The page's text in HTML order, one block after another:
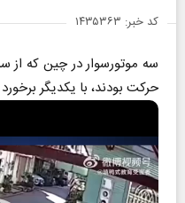
کد خبر: ۱۴۳۵۳۶۳
سه موتورسوار در چین که
حرکت بودند، با یکدیگر